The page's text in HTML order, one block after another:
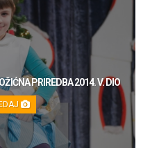
PRIREDBA 2014. V. DIO